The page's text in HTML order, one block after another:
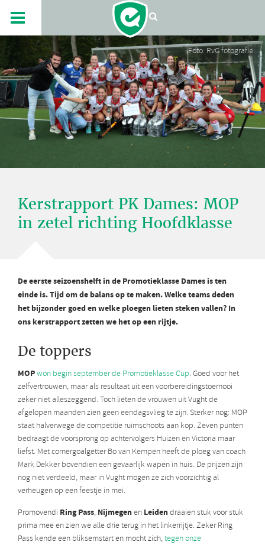
Foto: RvG fotografie
Kerstrapport PK Dames: MOP
in zetel richting Hoofdklasse
De eerste seizoenshelft in de Promotieklasse Dames is ten
einde is. Tijd om de balans op te maken. Welke teams deden
het bijzonder goed en welke ploegen lieten steken vallen? In
ons kerstrapport zetten we het op een rijtje.
De toppers
MOPwon begin september de Promotieklasse Cup. Goed voor het
zelfvertrouwen, maar als resultaat uit een voorbereidingstoernooi
zeker niet alleszeggend. Toch lieten de vrouwen uit Vught de
afgelopen maanden zien geen eendagsvlieg te zijn. Sterker nog: MOP
staat halverwege de competitie ruimschoots aan kop. Zeven punten
bedraagt de voorsprong op achtervolgers Huizen en Victoria maar
liefst. Met cornergoalgetter Bo van Kempen heeft de ploeg van coach
Mark Dekker bovendien een gevaarlijk wapen in huis. De prijzen zijn
nog niet verdeeld, maar in Vught mogen ze zich voorzichtig al
verheugen op een feestje in mei.
Promovendi Ring Pass, Nijmegenen Leidendraaien stuk voor stuk
prima mee en zien we alle drie terug in het linkerrijtje. Zeker Ring
Pass kende een bliksemstart en mocht zich,tegen onze